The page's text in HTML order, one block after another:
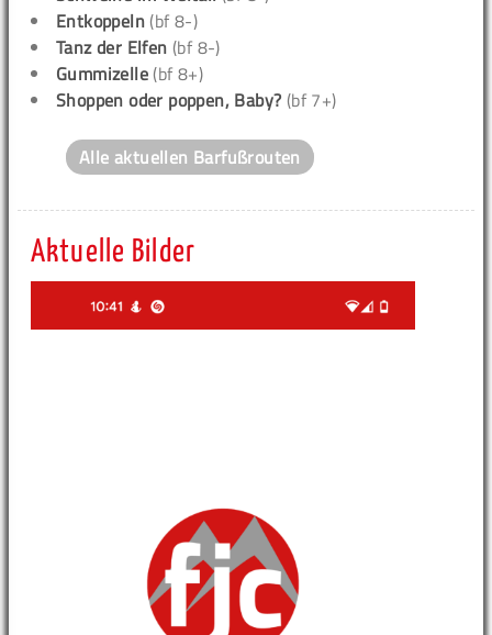
Entkoppeln (bf 8-)
Tanz der Elfen (bf 8-)
Gummizelle (bf 8+)
Shoppen oder poppen, Baby? (bf 7+)
Alle aktuellen Barfußrouten
Aktuelle Bilder